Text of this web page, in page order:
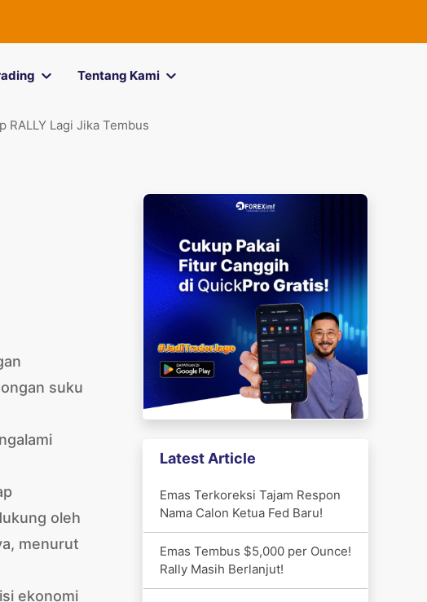
Tentang Kami
RALLY Lagi Jika Tembus
suku
oleh
menurut
ekonomi
Latest Article
Emas Terkoreksi Tajam Respon
Nama Calon Ketua Fed Baru!
Emas Tembus $5,000 per Ounce!
Rally Masih Berlanjut!